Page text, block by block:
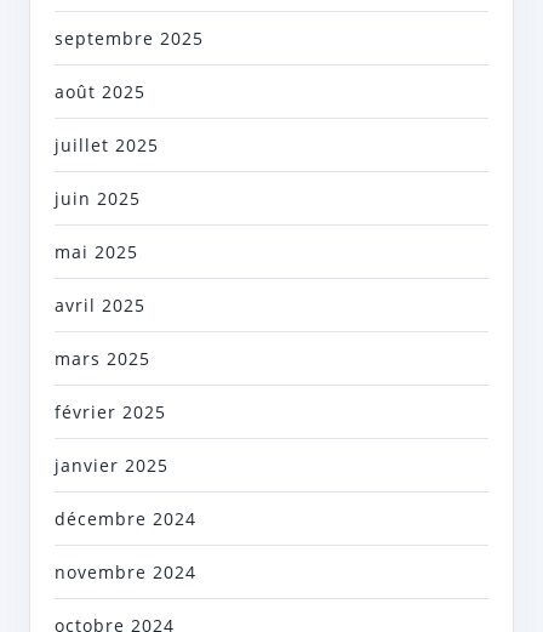
septembre 2025
août 2025
juillet 2025
juin 2025
mai 2025
avril 2025
mars 2025
février 2025
janvier 2025
décembre 2024
novembre 2024
octobre 2024